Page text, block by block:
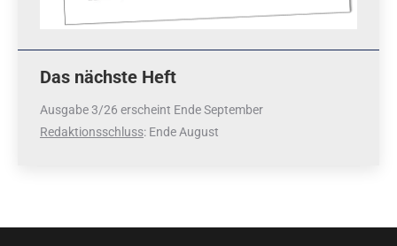
Das nächste Heft
Ausgabe 3/26 erscheint Ende September
Redaktionsschluss: Ende August